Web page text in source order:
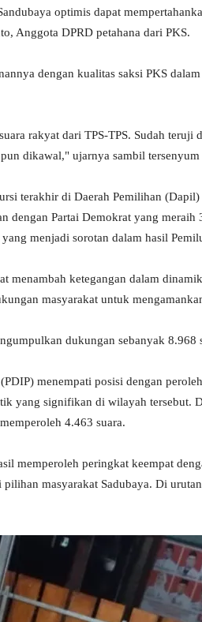
optimis dapat
Anggota DPRD petahana dari PKS.
dengan kualitas saksi PKS
rakyat dari TPS-TPS. Sudah
dikawal," ujarnya sambil
terakhir di Daerah Pemilihan
dengan Partai Demokrat yang
menjadi sorotan dalam hasil
menambah ketegangan dalam
masyarakat untuk
dukungan sebanyak 8.968
menempati posisi dengan
yang signifikan di wilayah tersebut.
4.463 suara.
memperoleh peringkat keempat
masyarakat Sadubaya. Di